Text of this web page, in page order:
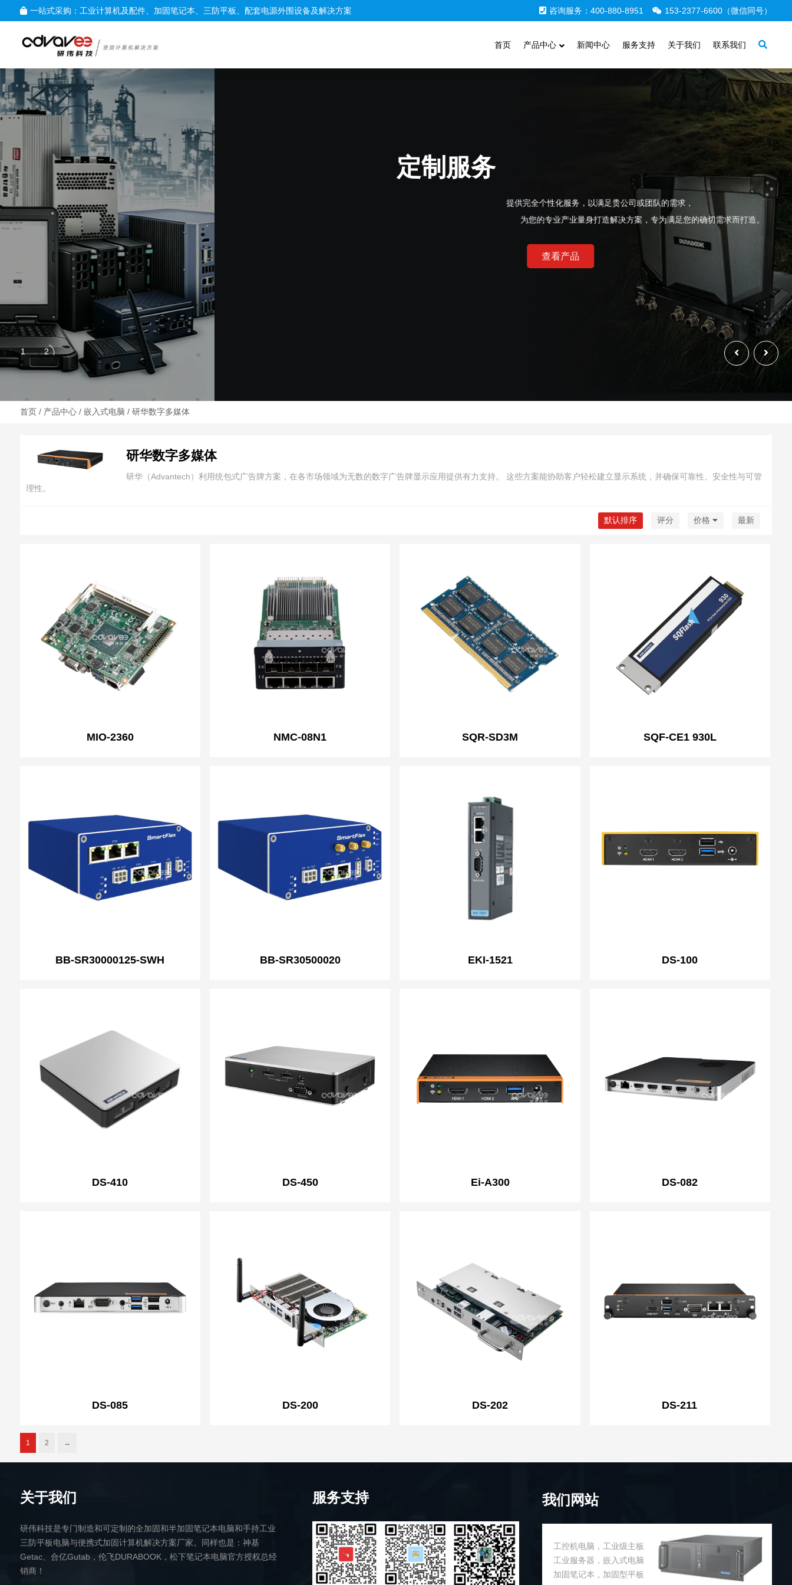
一站式采购：工业计算机及配件、加固笔记本、三防平板、配套电源外围设备及解决方案 咨询服务：400-880-8951 153-2377-6600（微信同号）
首页 产品中心 新闻中心 服务支持 关于我们 联系我们
定制服务
提供完全个性化服务，以满足贵公司或团队的需求，
为您的专业产业量身打造解决方案，专为满足您的确切需求而打造。
查看产品
首页/ 产品中心/ 嵌入式电脑 / 研华数字多媒体
研华数字多媒体
研华（Advantech）利用统包式广告牌方案，在各市场领域为无数的数字广告牌显示应用提供有力支持。 这些方案能协助客户轻松建立显示系统，并确保可靠性、安全性与可管
理性。
默认排序 评分 价格 最新
MIO-2360 NMC-08N1 SQR-SD3M SQF-CE1 930L
BB-SR30000125-SWH BB-SR30500020 EKI-1521 DS-100
DS-410 DS-450 Ei-A300 DS-082
DS-085 DS-200 DS-202 DS-211
1 2 →
关于我们
研伟科技是专门制造和可定制的全加固和半加固笔记本电脑和手持工业
三防平板电脑与便携式加固计算机解决方案厂家。同样也是：神基
Getac、合亿Gutab，伦飞DURABOOK，松下笔记本电脑官方授权总经
销商！
服务支持 我们网站
工控机电脑，工业级主板
工业服务器，嵌入式电脑
加固笔记本，加固型平板